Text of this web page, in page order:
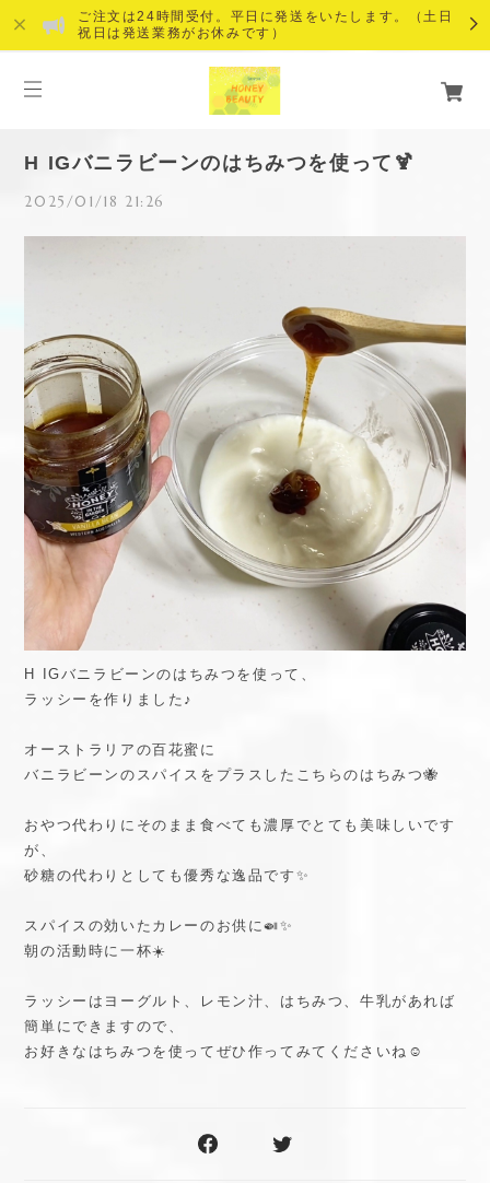
ご注文は24時間受付。平日に発送をいたします。（土日
祝日は発送業務がお休みです）
H IGバニラビーンのはちみつを使って🍹
2025/01/18 21:26
H IGバニラビーンのはちみつを使って、
ラッシーを作りました♪
オーストラリアの百花蜜に
バニラビーンのスパイスをプラスしたこちらのはちみつ🐝
おやつ代わりにそのまま食べても濃厚でとても美味しいです
が、
砂糖の代わりとしても優秀な逸品です✨
スパイスの効いたカレーのお供に🍛✨
朝の活動時に一杯☀️
ラッシーはヨーグルト、レモン汁、はちみつ、牛乳があれば
簡単にできますので、
お好きなはちみつを使ってぜひ作ってみてくださいね☺️